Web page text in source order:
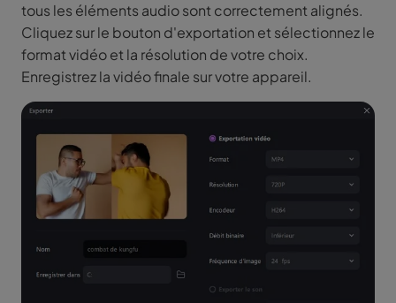
tous les éléments audio sont correctement alignés.
Cliquez sur le bouton d'exportation et sélectionnez le
format vidéo et la résolution de votre choix.
Enregistrez la vidéo finale sur votre appareil.